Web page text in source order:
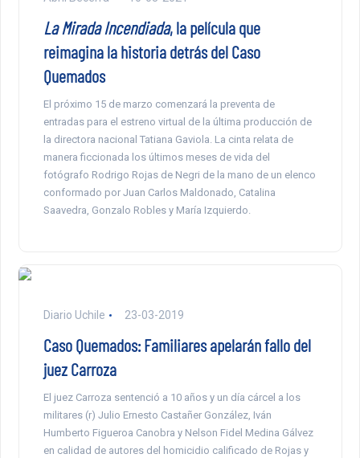
La Mirada Incendiada, la película que
reimagina la historia detrás del Caso
Quemados
El próximo 15 de marzo comenzará la preventa de
entradas para el estreno virtual de la última producción de
la directora nacional Tatiana Gaviola. La cinta relata de
manera ficcionada los últimos meses de vida del
fotógrafo Rodrigo Rojas de Negri de la mano de un elenco
conformado por Juan Carlos Maldonado, Catalina
Saavedra, Gonzalo Robles y María Izquierdo.
Diario Uchile 23-03-2019
Caso Quemados: Familiares apelarán fallo del
juez Carroza
El juez Carroza sentenció a 10 años y un día cárcel a los
militares (r) Julio Ernesto Castañer González, Iván
Humberto Figueroa Canobra y Nelson Fidel Medina Gálvez
en calidad de autores del homicidio calificado de Rojas y